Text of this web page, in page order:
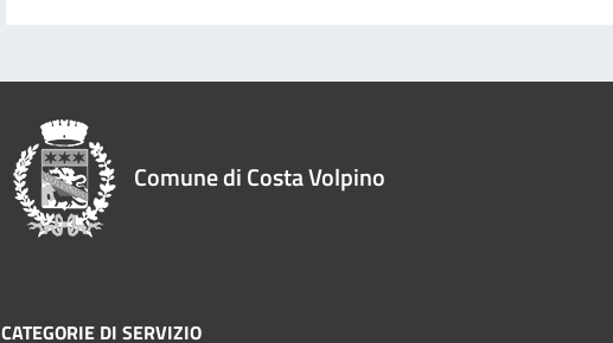
Comune di Costa Volpino
CATEGORIE DI SERVIZIO